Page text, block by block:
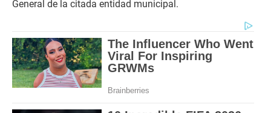
General de la citada entidad municipal.